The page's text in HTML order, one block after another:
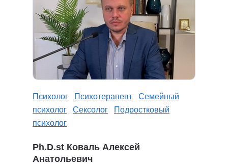
Психолог Психотерапевт
Семейный
психолог
Сексолог
Подростковый
психолог
Ph.D.st Коваль Алексей
Анатольевич